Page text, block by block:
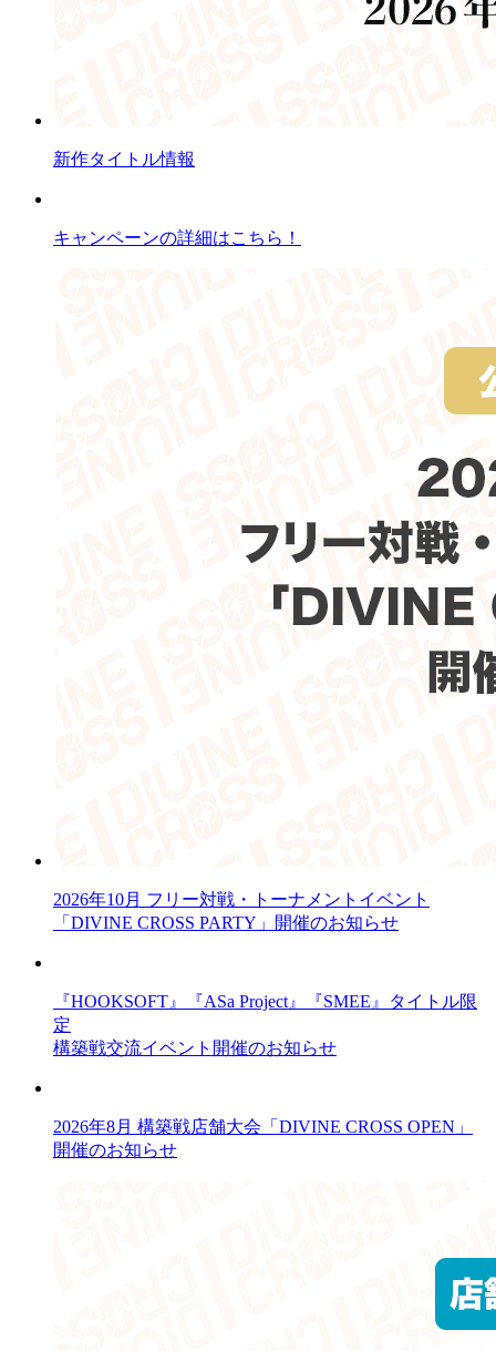
新作タイトル情報
キャンペーンの詳細はこちら！
2026年10月 フリー対戦・トーナメントイベント
「DIVINE CROSS PARTY」開催のお知らせ
『HOOKSOFT』『ASa Project』『SMEE』タイトル限
定
構築戦交流イベント開催のお知らせ
2026年8月 構築戦店舗大会「DIVINE CROSS OPEN」
開催のお知らせ